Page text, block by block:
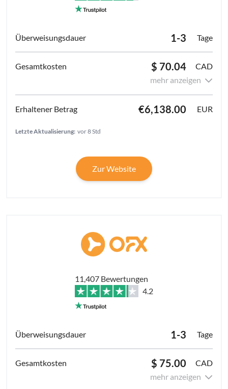
1-3 Tage
$ 70.04
CAD
mehr anzeigen
€6,138.00 EUR
Letzte Aktualisierung: vor 8 Std
Zur Website
11,407 Bewertungen
4.2
1-3 Tage
$ 75.00
CAD
mehr anzeigen